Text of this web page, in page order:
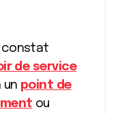
constat
de service
un point de
ou